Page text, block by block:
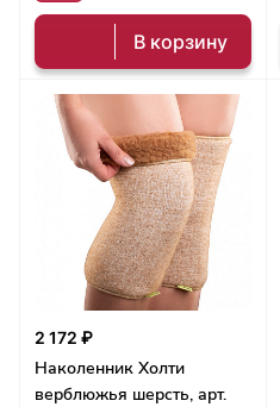
В корзину
2 172 ₽
Наколенник Холти
верблюжья шерсть, арт.